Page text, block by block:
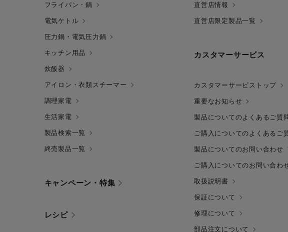
フライパン・鍋
電気ケトル
圧力鍋・電気圧力鍋
キッチン用品
炊飯器
アイロン・衣類スチーマー
調理家電
生活家電
製品検索一覧
終売製品一覧
キャンペーン・特集
レシピ
直営店情報
直営店限定製品一覧
カスタマーサービス
カスタマーサービストップ
重要なお知らせ
製品についてのよくあるご質
ご購入についてのよくあるご
製品についてのお問い合わせ
ご購入についてのお問い合わ
取扱説明書
保証について
修理について
部品注文について